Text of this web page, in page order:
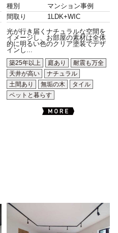
種別
マンション事例
間取り
1LDK+WIC
光が行き届くナチュラルな空間を
イメージし、お部屋の素材は全体
的に明るい色のクリア塗装でデザ
インし...
築25年以上
庭あり
耐震も万全
天井が高い
ナチュラル
土間あり
無垢の木
タイル
ペットと暮らす